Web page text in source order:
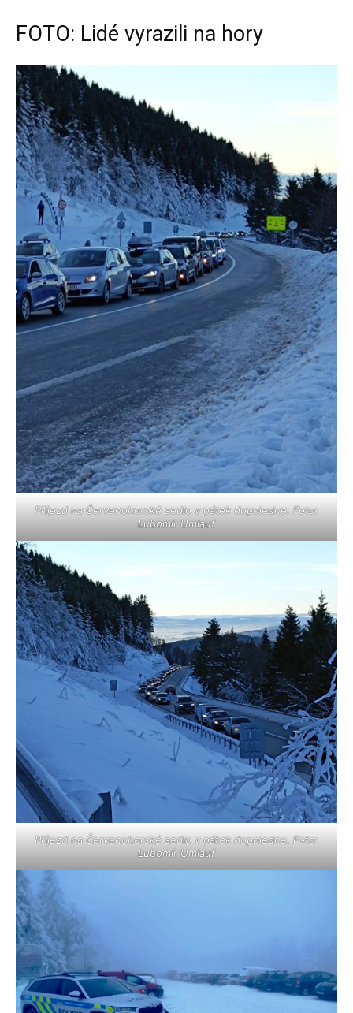
FOTO: Lidé vyrazili na hory
Příjezd na Červenohorské sedlo v pátek dopoledne. Foto:
Lubomír Umlauf
Příjezd na Červenohorské sedlo v pátek dopoledne. Foto:
Lubomír Umlauf